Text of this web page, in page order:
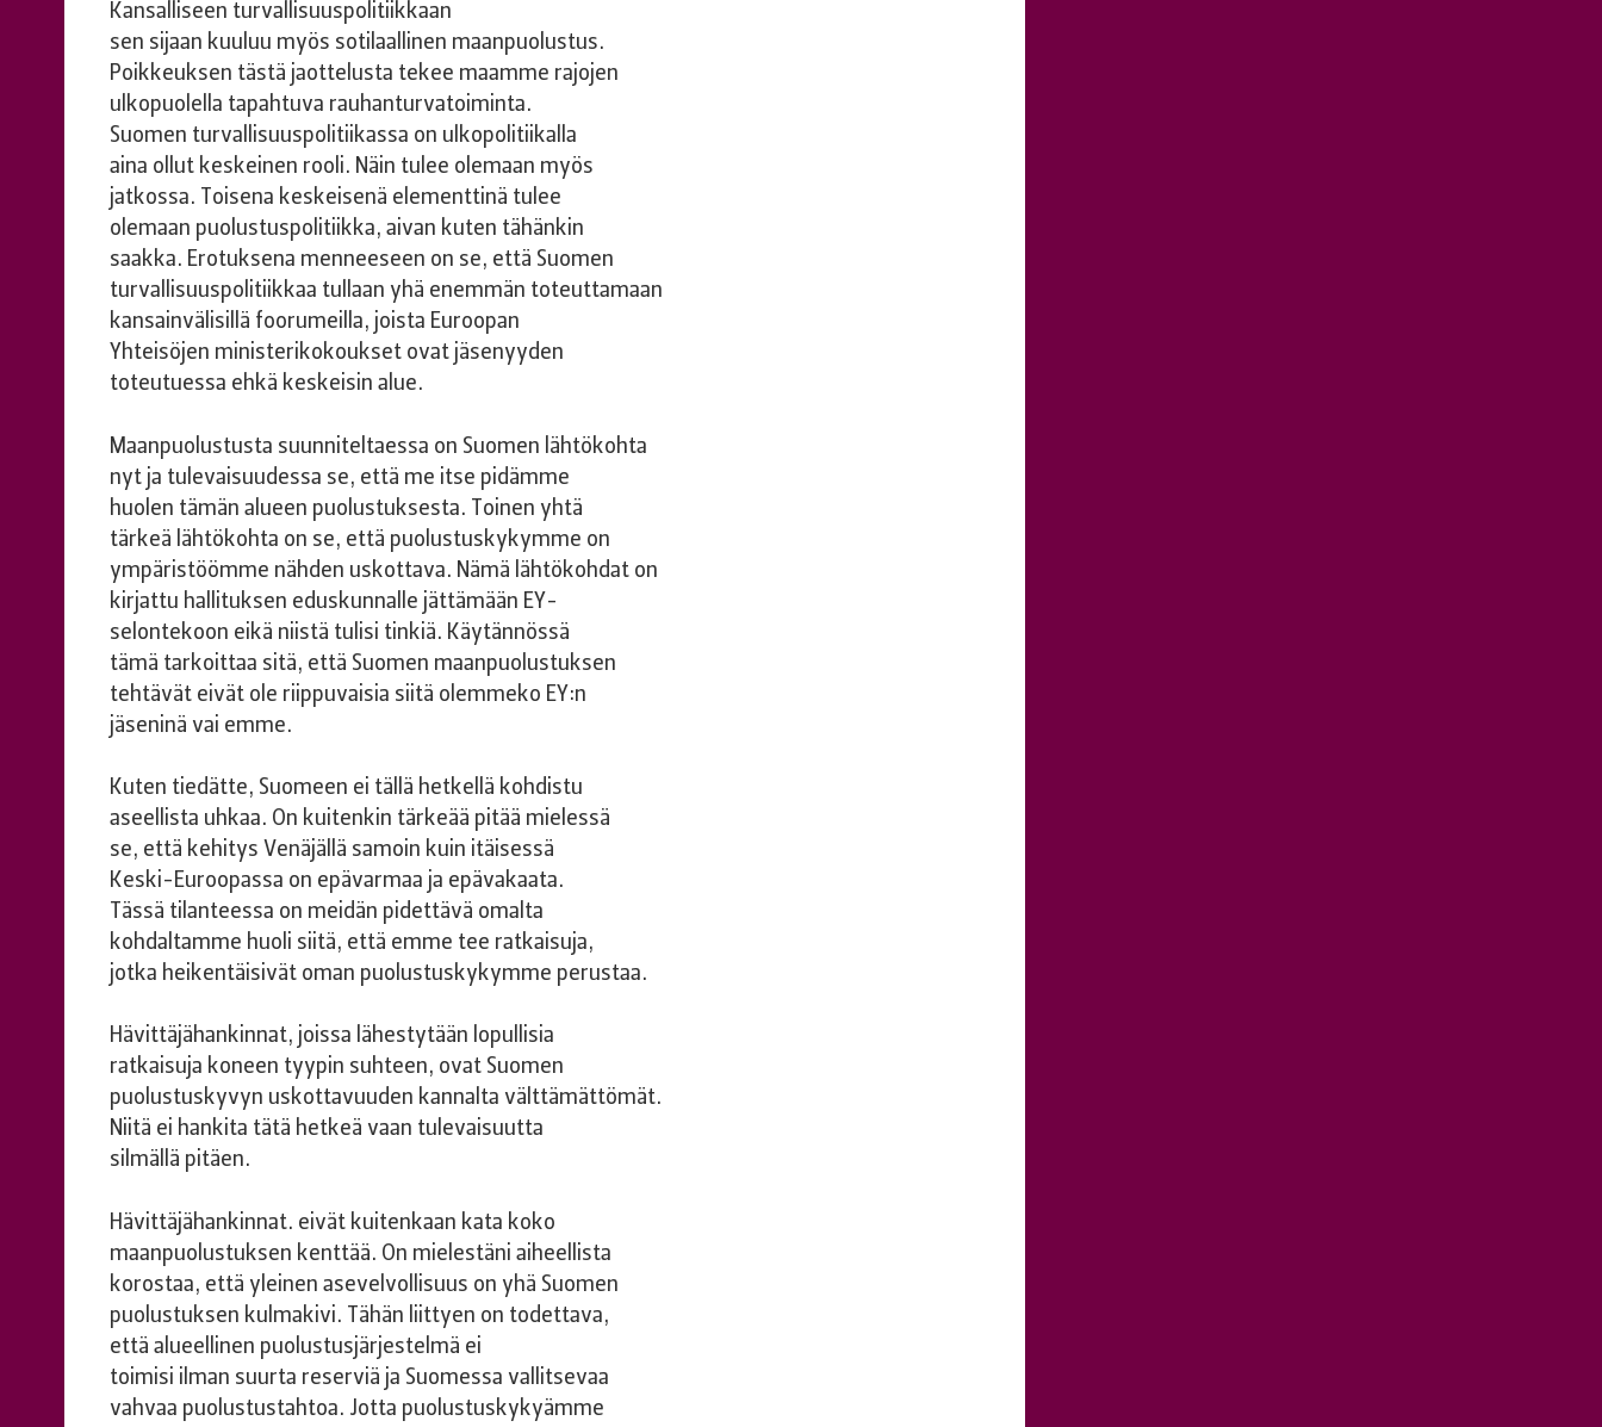
Kansalliseen turvallisuuspolitiikkaan
sen sijaan kuuluu myös sotilaallinen maanpuolustus.
Poikkeuksen tästä jaottelusta tekee maamme rajojen
ulkopuolella tapahtuva rauhanturvatoiminta.
Suomen turvallisuuspolitiikassa on ulkopolitiikalla
aina ollut keskeinen rooli. Näin tulee olemaan myös
jatkossa. Toisena keskeisenä elementtinä tulee
olemaan puolustuspolitiikka, aivan kuten tähänkin
saakka. Erotuksena menneeseen on se, että Suomen
turvallisuuspolitiikkaa tullaan yhä enemmän toteuttamaan
kansainvälisillä foorumeilla, joista Euroopan
Yhteisöjen ministerikokoukset ovat jäsenyyden
toteutuessa ehkä keskeisin alue.
Maanpuolustusta suunniteltaessa on Suomen lähtökohta
nyt ja tulevaisuudessa se, että me itse pidämme
huolen tämän alueen puolustuksesta. Toinen yhtä
tärkeä lähtökohta on se, että puolustuskykymme on
ympäristöömme nähden uskottava. Nämä lähtökohdat on
kirjattu hallituksen eduskunnalle jättämään EY-
selontekoon eikä niistä tulisi tinkiä. Käytännössä
tämä tarkoittaa sitä, että Suomen maanpuolustuksen
tehtävät eivät ole riippuvaisia siitä olemmeko EY:n
jäseninä vai emme.
Kuten tiedätte, Suomeen ei tällä hetkellä kohdistu
aseellista uhkaa. On kuitenkin tärkeää pitää mielessä
se, että kehitys Venäjällä samoin kuin itäisessä
Keski-Euroopassa on epävarmaa ja epävakaata.
Tässä tilanteessa on meidän pidettävä omalta
kohdaltamme huoli siitä, että emme tee ratkaisuja,
jotka heikentäisivät oman puolustuskykymme perustaa.
Hävittäjähankinnat, joissa lähestytään lopullisia
ratkaisuja koneen tyypin suhteen, ovat Suomen
puolustuskyvyn uskottavuuden kannalta välttämättömät.
Niitä ei hankita tätä hetkeä vaan tulevaisuutta
silmällä pitäen.
Hävittäjähankinnat. eivät kuitenkaan kata koko
maanpuolustuksen kenttää. On mielestäni aiheellista
korostaa, että yleinen asevelvollisuus on yhä Suomen
puolustuksen kulmakivi. Tähän liittyen on todettava,
että alueellinen puolustusjärjestelmä ei
toimisi ilman suurta reserviä ja Suomessa vallitsevaa
vahvaa puolustustahtoa. Jotta puolustuskykyämme